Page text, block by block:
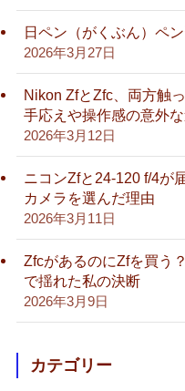
日ペン（がくぶん）ペ
2026年3月27日
Nikon ZfとZfc、両方触
手応えや操作感の意外
2026年3月12日
ニコンZfと24-120 f/4が
カメラを選んだ理由
2026年3月11日
ZfcがあるのにZfを買う
で揺れた私の決断
2026年3月9日
カテゴリー